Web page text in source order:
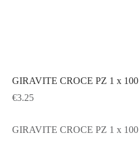
GIRAVITE CROCE PZ 1 x 100
€3.25
GIRAVITE CROCE PZ 1 x 100